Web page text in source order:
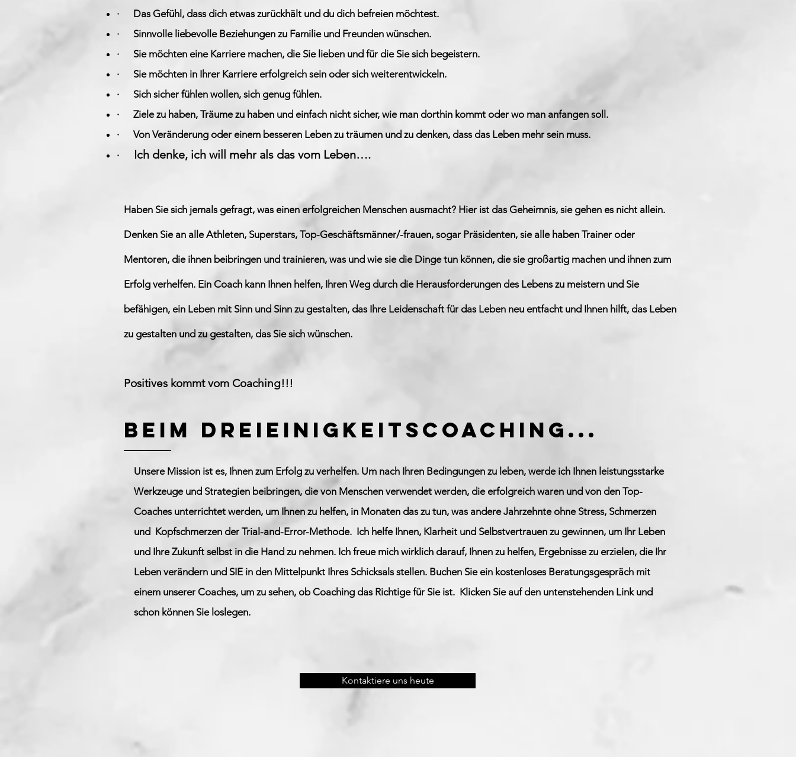
·
Das Gefühl, dass dich etwas zurückhält und du dich befreien möchtest.
·
Sinnvolle liebevolle Beziehungen zu Familie und Freunden wünschen.
·
Sie möchten eine Karriere machen, die Sie lieben und für die Sie sich begeistern.
·
Sie möchten in Ihrer Karriere erfolgreich sein oder sich weiterentwickeln.
·
Sich sicher fühlen wollen, sich genug fühlen.
·
Ziele zu haben, Träume zu haben und einfach nicht sicher, wie man dorthin kommt oder wo man anfangen soll.
·
Von Veränderung oder einem besseren Leben zu träumen und zu denken, dass das Leben mehr sein muss.
·
Ich denke, ich will mehr als das vom Leben….
Haben Sie sich jemals gefragt, was einen erfolgreichen Menschen ausmacht? Hier ist das Geheimnis, sie gehen es nicht allein.
Denken Sie an alle Athleten, Superstars, Top-Geschäftsmänner/-frauen, sogar Präsidenten, sie alle haben Trainer oder
Mentoren, die ihnen beibringen und trainieren, was und wie sie die Dinge tun können, die sie großartig machen und ihnen zum
Erfolg verhelfen. Ein Coach kann Ihnen helfen, Ihren Weg durch die Herausforderungen des Lebens zu meistern und Sie
befähigen, ein Leben mit Sinn und Sinn zu gestalten, das Ihre Leidenschaft für das Leben neu entfacht und Ihnen hilft, das Leben
zu gestalten und zu gestalten, das Sie sich wünschen.
Positives kommt vom Coaching!!!
beim Dreieinigkeitscoaching...
Unsere Mission ist es, Ihnen zum Erfolg zu verhelfen. Um nach Ihren Bedingungen zu leben, werde ich Ihnen leistungsstarke
Werkzeuge und Strategien beibringen, die von Menschen verwendet werden, die erfolgreich waren und von den Top-
Coaches unterrichtet werden, um Ihnen zu helfen, in Monaten das zu tun, was andere Jahrzehnte ohne Stress, Schmerzen
und Kopfschmerzen der Trial-and-Error-Methode. Ich helfe Ihnen, Klarheit und Selbstvertrauen zu gewinnen, um Ihr Leben
und Ihre Zukunft selbst in die Hand zu nehmen. Ich freue mich wirklich darauf, Ihnen zu helfen, Ergebnisse zu erzielen, die Ihr
Leben verändern und SIE in den Mittelpunkt Ihres Schicksals stellen. Buchen Sie ein kostenloses Beratungsgespräch mit
einem unserer Coaches, um zu sehen, ob Coaching das Richtige für Sie ist. Klicken Sie auf den untenstehenden Link und
schon können Sie loslegen.
Kontaktiere uns heute